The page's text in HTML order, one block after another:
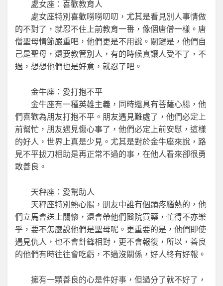
處女座：喜歡教育人
處女座特別喜歡嘮嘮叨叨，尤其是看見別人事情做
的不對了，就忍不住上前教育一番，像個唐僧一樣。唐
僧聖母情節嚴重吧，他們更是不用說。關鍵是，他們自
己是聖母，還要教管別人，有的時候真讓人受不了，不
過，想想他們也是好意，就忍了吧。
金牛座：愛打抱不平
金牛座有一種英雄主義，同時還具有菩薩心腸，他
們喜歡為朋友打抱不平。朋友遇見難處了，他們必定上
前幫忙，朋友遇見傷心事了，他們必定上前安慰，這樣
的好人，世界上真是少見。尤其是對於金牛座來說，路
見不平拔刀相助是再正常不過的事，在他人看來卻很勇
敢善良。
天秤座：愛幫助人
天秤座特別熱心腸，朋友中誰有個頭疼腦熱的，他
們立馬會送上關懷，還會帶他們醫院買藥，忙得不亦樂
乎，要不怎麼說他們是聖母呢。更重要的是，他們即使
遇見仇人，也不會針鋒相對，更不會報復，所以，善良
的他們有時往往會吃虧，不過沒關係，好人終有好報。
擁有一顆善良的心是件好事，但過分了就不好了，